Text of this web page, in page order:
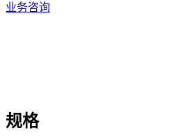
业务咨询
规格